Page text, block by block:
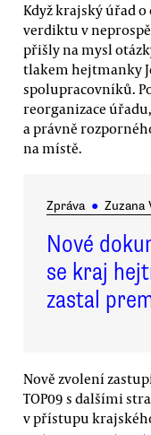
Když krajský úřad
verdiktu v
přišly na mysl
tlakem hejtmanky
spolupracovníků.
reorganizace
a právně
na místě.
Zpráva ● Zuzana
Nové
se kraj
zastal
Nově zvolení
TOP09 s dalšími
v přístupu